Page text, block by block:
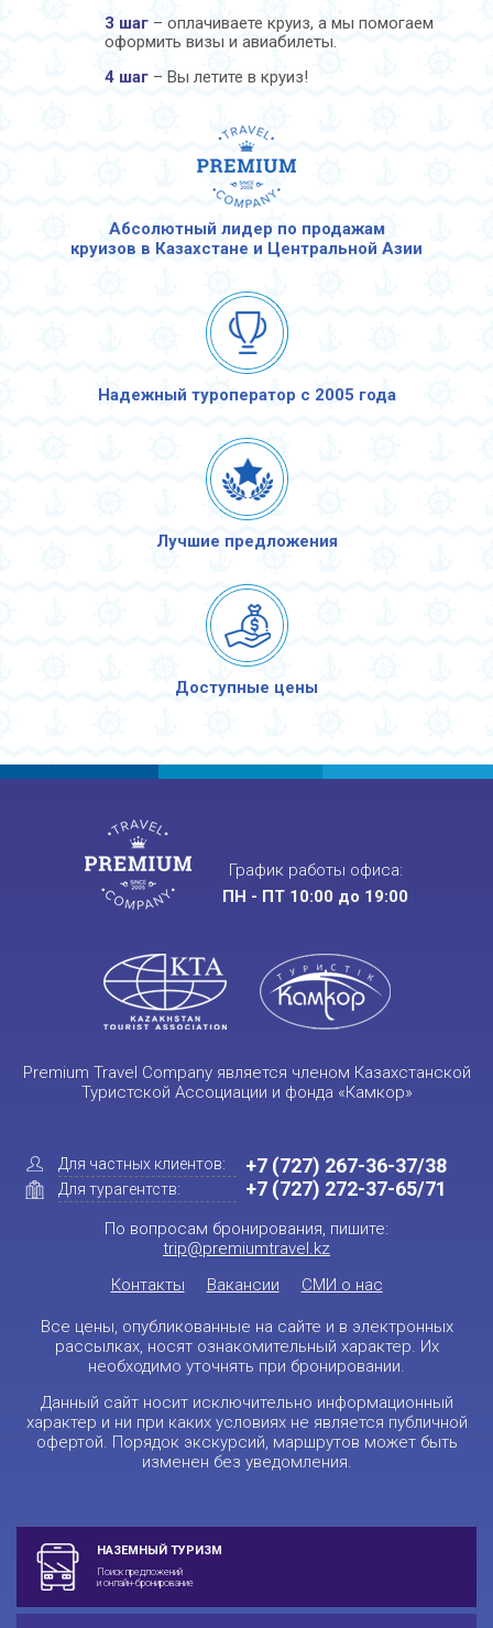
3 шаг – оплачиваете круиз, а мы помогаем
оформить визы и авиабилеты.
4 шаг – Вы летите в круиз!
Абсолютный лидер по продажам
круизов в Казахстане и Центральной Азии
Надежный туроператор с 2005 года
Лучшие предложения
Доступные цены
График работы офиса:
ПН - ПТ 10:00 до 19:00
Premium Travel Company является членом Казахстанской
Туристской Ассоциации и фонда «Камкор»
Для частных клиентов:
Для турагентств:
+7 (727) 267-36-37/38
+7 (727) 272-37-65/71
По вопросам бронирования, пишите:
trip@premiumtravel.kz
Контакты
Вакансии СМИ о нас
Все цены, опубликованные на сайте и в электронных
рассылках, носят ознакомительный характер. Их
необходимо уточнять при бронировании.
Данный сайт носит исключительно информационный
характер и ни при каких условиях не является публичной
офертой. Порядок экскурсий, маршрутов может быть
изменен без уведомления.
НАЗЕМНЫЙ ТУРИЗМ
Поиск предложений
и онлайн-бронирование